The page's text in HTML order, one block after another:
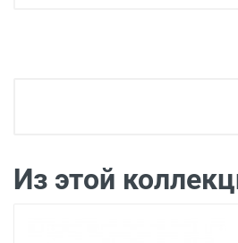
Доставка г. Калуга
Из этой